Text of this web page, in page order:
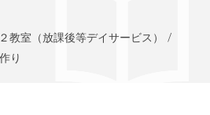
教室（放課後等デイサービス）
り